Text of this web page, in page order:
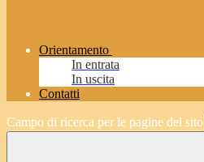
Orientamento
In entrata
In uscita
Contatti
Campo di ricerca per le pagine del sito